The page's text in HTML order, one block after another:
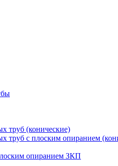
труб (конические)
труб с плоским опиранием
опиранием ЗКП